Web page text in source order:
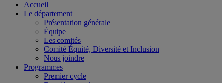
Accueil
Le département
Présentation générale
Équipe
Les comités
Comité Équité, Diversité et Inclusion
Nous joindre
Programmes
Premier cycle